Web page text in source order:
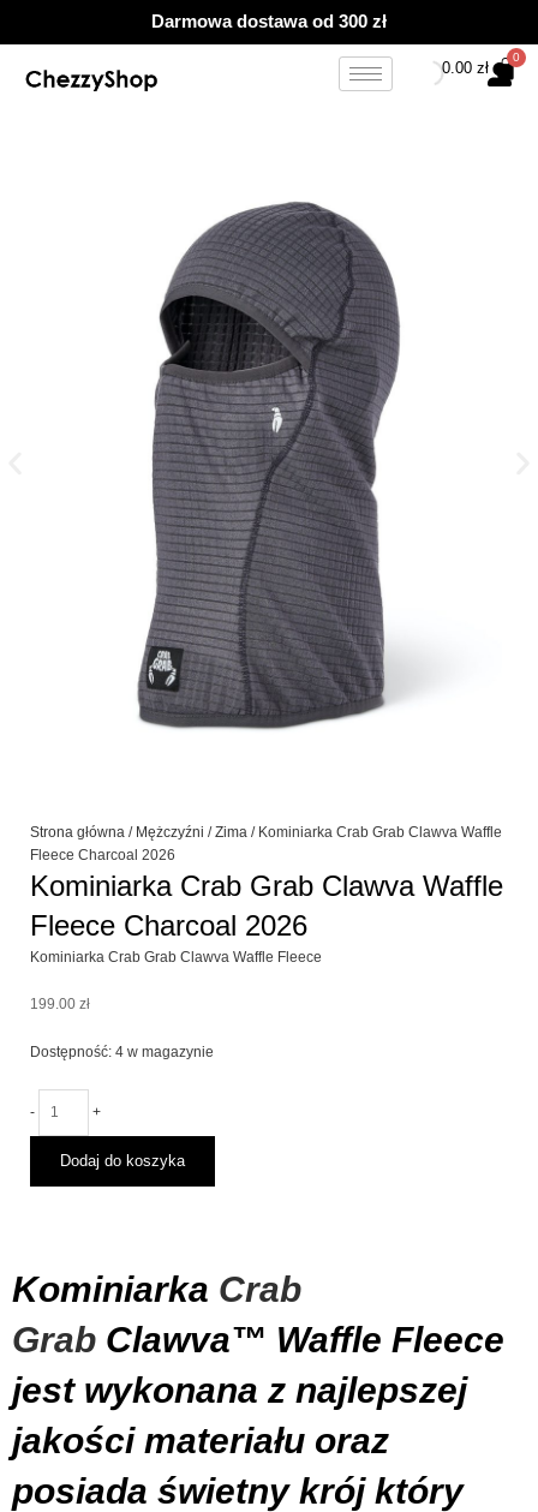
Darmowa dostawa od 300 zł
0.00zł
Strona główna / Mężczyźni /Zima / Kominiarka Crab Grab Clawva Waffle
Fleece Charcoal 2026
Kominiarka Crab Grab Clawva Waffle
Fleece Charcoal 2026
Kominiarka Crab Grab Clawva Waffle Fleece
199.00 zł
Dostępność: 4 w magazynie
-
ilość
Grab
Waffle
Fleece
+
Dodaj do koszyka
Kominiarka Crab
Grab Clawva™ Waffle Fleece
jest wykonana z najlepszej
jakości materiału oraz
posiada świetny krój który